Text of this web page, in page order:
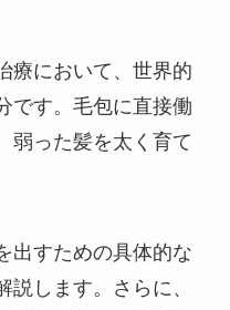
療において、世界的
です。毛包に直接働
弱った髪を太く育て
出すための具体的な
します。さらに、